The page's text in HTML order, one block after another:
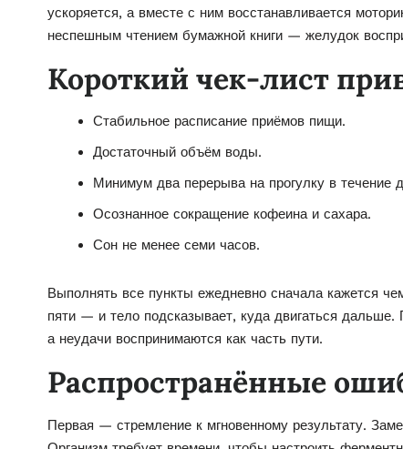
ускоряется, а вместе с ним восстанавливается
неспешным чтением бумажной книги — желудок
Короткий чек-лист
Стабильное расписание приёмов пищи.
Достаточный объём воды.
Минимум два перерыва на прогулку в течение
Осознанное сокращение кофеина и сахара.
Сон не менее семи часов.
Выполнять все пункты ежедневно сначала кажется
пяти — и тело подсказывает, куда двигаться
а неудачи воспринимаются как часть пути.
Распространённые
Первая — стремление к мгновенному результату.